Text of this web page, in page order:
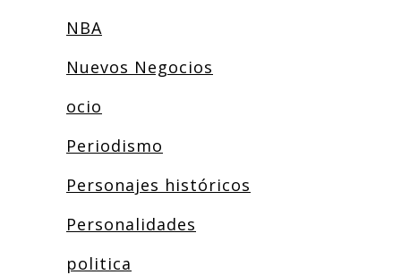
NBA
Nuevos Negocios
ocio
Periodismo
Personajes históricos
Personalidades
politica